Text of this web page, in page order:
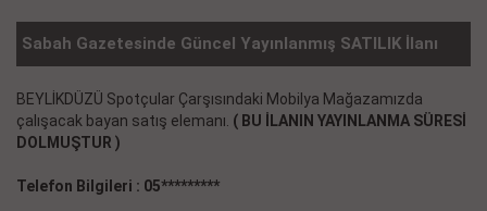
Sabah Gazetesinde Güncel Yayınlanmış SATILIK İlanı
BEYLİKDÜZÜ Spotçular Çarşısındaki Mobilya Mağazamızda
çalışacak bayan satış elemanı. ( BU İLANIN YAYINLANMA SÜRESİ
DOLMUŞTUR )
Telefon Bilgileri : 05*********